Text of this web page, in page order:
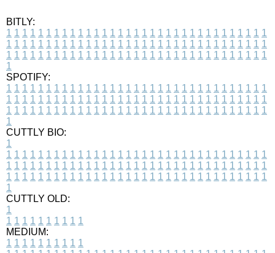
BITLY:
1 1 1 1 1 1 1 1 1 1 1 1 1 1 1 1 1 1 1 1 1 1 1 1 1 1 1 1 1 1 1 1 1
1 1 1 1 1 1 1 1 1 1 1 1 1 1 1 1 1 1 1 1 1 1 1 1 1 1 1 1 1 1 1 1 1
1 1 1 1 1 1 1 1 1 1 1 1 1 1 1 1 1 1 1 1 1 1 1 1 1 1 1 1 1 1 1 1 1
1
SPOTIFY:
1 1 1 1 1 1 1 1 1 1 1 1 1 1 1 1 1 1 1 1 1 1 1 1 1 1 1 1 1 1 1 1 1
1 1 1 1 1 1 1 1 1 1 1 1 1 1 1 1 1 1 1 1 1 1 1 1 1 1 1 1 1 1 1 1 1
1 1 1 1 1 1 1 1 1 1 1 1 1 1 1 1 1 1 1 1 1 1 1 1 1 1 1 1 1 1 1 1 1
1
CUTTLY BIO:
1
1 1 1 1 1 1 1 1 1 1 1 1 1 1 1 1 1 1 1 1 1 1 1 1 1 1 1 1 1 1 1 1 1
1 1 1 1 1 1 1 1 1 1 1 1 1 1 1 1 1 1 1 1 1 1 1 1 1 1 1 1 1 1 1 1 1
1 1 1 1 1 1 1 1 1 1 1 1 1 1 1 1 1 1 1 1 1 1 1 1 1 1 1 1 1 1 1 1 1
1
CUTTLY OLD:
1
1 1 1 1 1 1 1 1 1 1
MEDIUM:
1 1 1 1 1 1 1 1 1 1